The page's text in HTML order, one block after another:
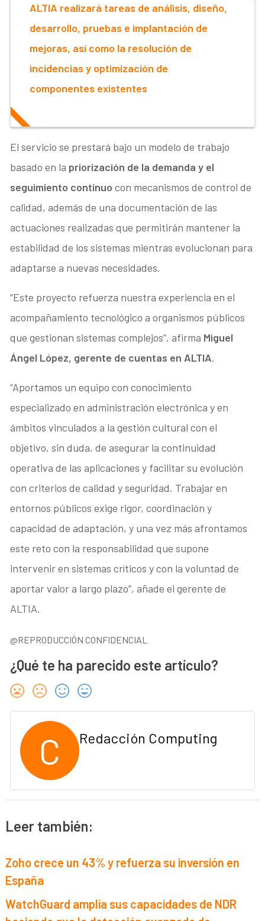
ALTIA realizará tareas de análisis, diseño,
desarrollo, pruebas e implantación de
mejoras, así como la resolución de
incidencias y optimización de
componentes existentes
El servicio se prestará bajo un modelo de trabajo
basado en la priorización de la demanda y el
seguimiento continuo con mecanismos de control de
calidad, además de una documentación de las
actuaciones realizadas que permitirán mantener la
estabilidad de los sistemas mientras evolucionan para
adaptarse a nuevas necesidades.
“Este proyecto refuerza nuestra experiencia en el
acompañamiento tecnológico a organismos públicos
que gestionan sistemas complejos”, afirma Miguel
Ángel López, gerente de cuentas en ALTIA.
“Aportamos un equipo con conocimiento
especializado en administración electrónica y en
ámbitos vinculados a la gestión cultural con el
objetivo, sin duda, de asegurar la continuidad
operativa de las aplicaciones y facilitar su evolución
con criterios de calidad y seguridad. Trabajar en
entornos públicos exige rigor, coordinación y
capacidad de adaptación, y una vez más afrontamos
este reto con la responsabilidad que supone
intervenir en sistemas críticos y con la voluntad de
aportar valor a largo plazo”, añade el gerente de
ALTIA.
@REPRODUCCIÓN CONFIDENCIAL
¿Qué te ha parecido este artículo?
C Redacción Computing
Leer también:
Zoho crece un 43% y refuerza su inversión en
España
WatchGuard amplía sus capacidades de NDR